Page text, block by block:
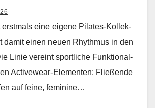
erst­mals eine eigene Pilates-Kollek­
damit einen neuen Rhyth­mus in den
Lin­ie vere­int sportliche Funk­tion­al­
Activewear-Ele­menten: Fließende
auf feine, fem­i­nine…